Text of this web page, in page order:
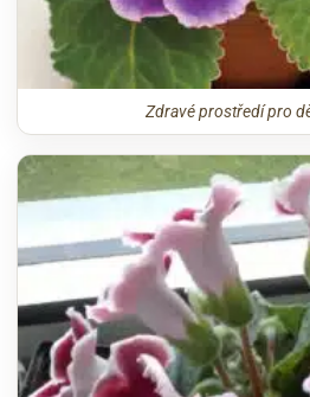
Zdravé prostředí pro